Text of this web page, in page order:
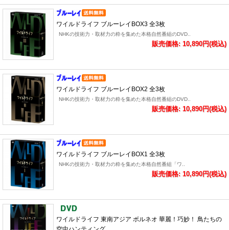
ワイルドライフ ブルーレイBOX3 全3枚
NHKの技術力・取材力の粋を集めた本格自然番組のDVD..
販売価格: 10,890円(税込)
ワイルドライフ ブルーレイBOX2 全3枚
NHKの技術力・取材力の粋を集めた本格自然番組のDVD..
販売価格: 10,890円(税込)
ワイルドライフ ブルーレイBOX1 全3枚
NHKの技術力・取材力の粋を集めた本格自然番組「ワ..
販売価格: 10,890円(税込)
ワイルドライフ 東南アジア ボルネオ 華麗！巧妙！ 鳥たちの